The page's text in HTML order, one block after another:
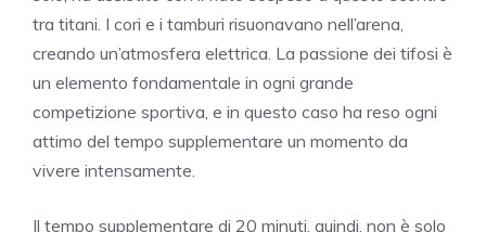
tra titani. I cori e i tamburi risuonavano nell’arena,
creando un’atmosfera elettrica. La passione dei tifosi è
un elemento fondamentale in ogni grande
competizione sportiva, e in questo caso ha reso ogni
attimo del tempo supplementare un momento da
vivere intensamente.
Il tempo supplementare di 20 minuti, quindi, non è solo